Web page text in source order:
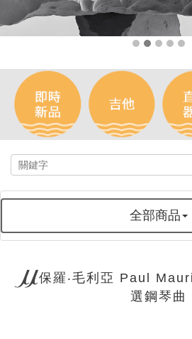
全部商品
保羅‧毛利亞 Paul
選鋼琴曲